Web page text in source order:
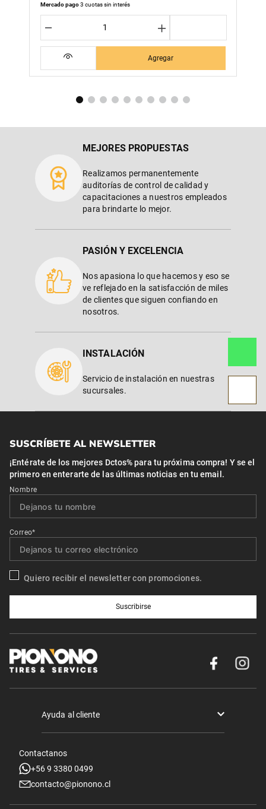
Mercado pago3 cuotas sin interés
＋
－
Agregar
MEJORES PROPUESTAS
Realizamos permanentemente
auditorías de control de calidad y
capacitaciones a nuestros empleados
para brindarte lo mejor.
PASIÓN Y EXCELENCIA
Nos apasiona lo que hacemos y eso se
ve reflejado en la satisfacción de miles
de clientes que siguen confiando en
nosotros.
INSTALACIÓN
Servicio de instalación en nuestras
sucursales.
SUSCRÍBETE AL NEWSLETTER
¡Entérate de los mejores Dctos% para tu próxima compra! Y se el
primero en enterarte de las últimas noticias en tu email.
Nombre
Correo*
Quiero recibir el newsletter con promociones.
Suscribirse
Ayuda al cliente
Mis pedidos
Contactanos
+56 9 3380 0499
contacto@pionono.cl